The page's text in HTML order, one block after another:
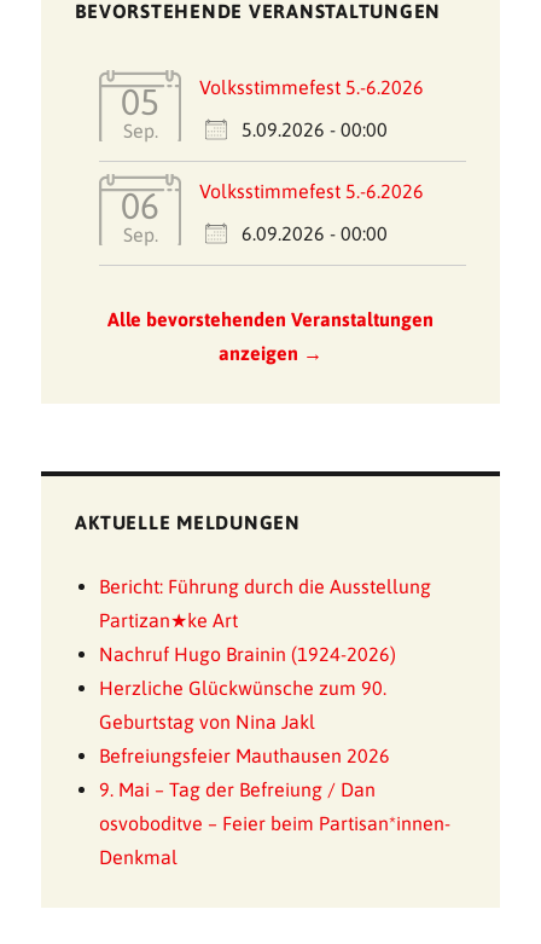
BEVORSTEHENDE VERANSTALTUNGEN
05
Sep.
Volksstimmefest 5.-6.2026
5.09.2026 - 00:00
06
Sep.
Volksstimmefest 5.-6.2026
6.09.2026 - 00:00
Alle bevorstehenden Veranstaltungen
anzeigen →
AKTUELLE MELDUNGEN
Bericht: Führung durch die Ausstellung
Partizan★ke Art
Nachruf Hugo Brainin (1924-2026)
Herzliche Glückwünsche zum 90.
Geburtstag von Nina Jakl
Befreiungsfeier Mauthausen 2026
9. Mai – Tag der Befreiung / Dan
osvoboditve – Feier beim Partisan*innen-
Denkmal